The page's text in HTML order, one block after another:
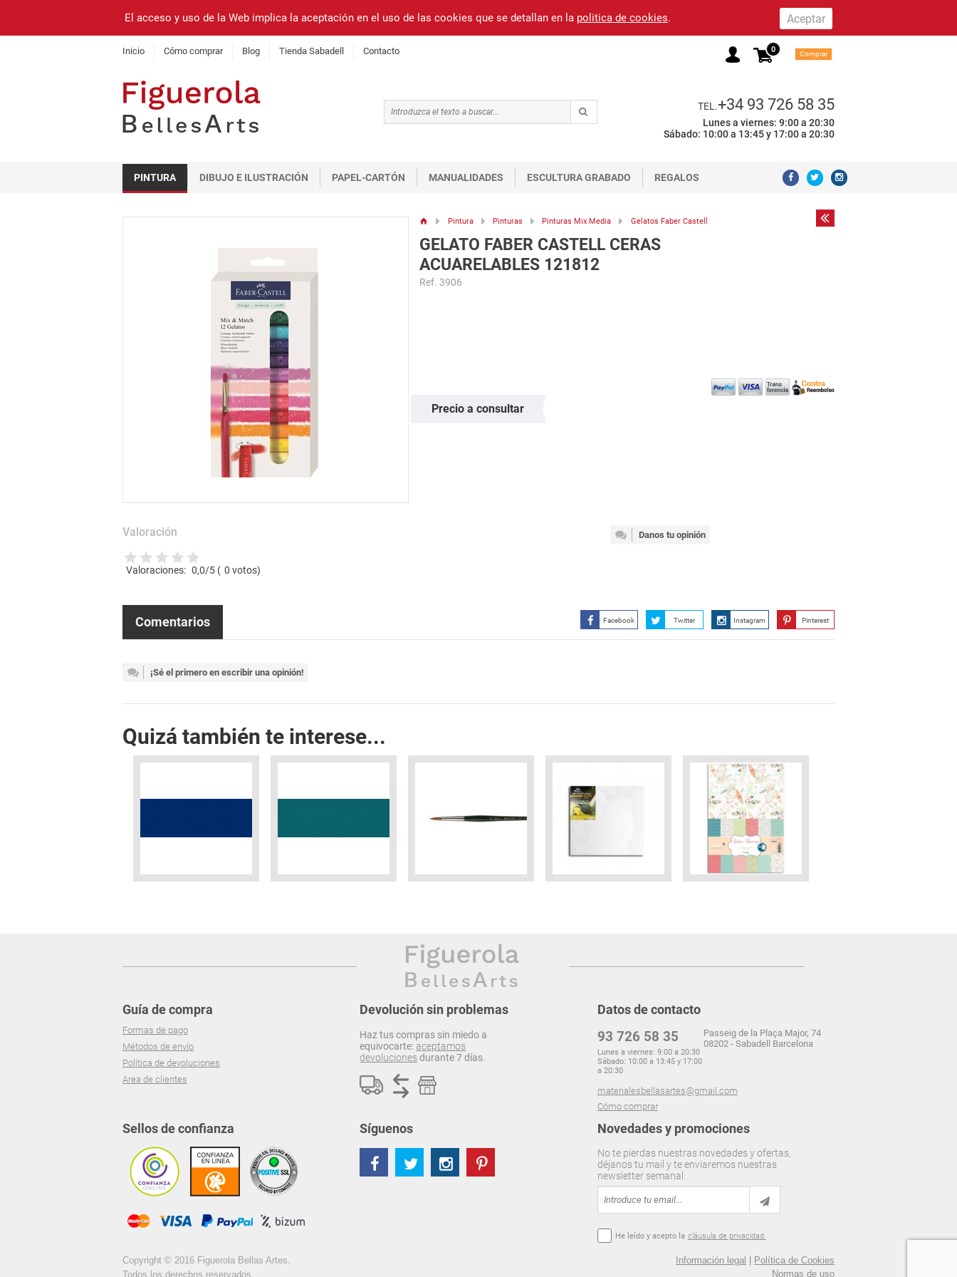
El acceso y uso de la Web implica la aceptación en el uso de las cookies que se detallan en la politica de cookies.
Inicio Cómo comprar Blog Tienda Sabadell Contacto 0 Comprar
TEL.+34 93 726 58 35
Lunes a viernes: 9:00 a 20:30
Sábado: 10:00 a 13:45 y 17:00 a 20:30
PINTURA DIBUJO E ILUSTRACIÓN PAPEL-CARTÓN MANUALIDADES ESCULTURA GRABADO REGALOS
Pintura Pinturas Pinturas Mix Media Gelatos Faber Castell
GELATO FABER CASTELL CERAS
ACUARELABLES 121812
Ref. 3906
Precio a consultar
Danos tu opinión
Valoración
Valoraciones: 0,0/5 ( 0 votos)
Facebook Twitter Instagram Pinterest
Comentarios
¡Sé el primero en escribir una opinión!
Quizá también te interese...
Guía de compra
Formas de pago
Métodos de envío
Política de devoluciones
Area de clientes
Devolución sin problemas
Haz tus compras sin miedo a
equivocarte:aceptamos
devolucionesdurante 7 días.
Datos de contacto
93 726 58 35
Lunes a viernes: 9:00 a 20:30
Sábado: 10:00 a 13:45 y 17:00
a 20:30
materialesbellasartes@gmail.com
Cómo comprar
Passeig de la Plaça Major, 74
08202 - Sabadell Barcelona
Sellos de confianza Novedades y promociones
No te pierdas nuestras novedades y ofertas,
déjanos tu mail y te enviaremos nuestras
newsletter semanal.
He leído y acepto la cláusula de privacidad.
Síguenos
Copyright © 2016 Figuerola Bellas Artes.
Todos los derechos reservados.
Información legal
Política de Cookies
Normas de uso